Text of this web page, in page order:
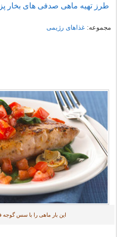
طرز تهیه ماهی صدفی های بخار پز
مجموعه:غذاهای رژیمی
این بار ماهی را با سس گوجه